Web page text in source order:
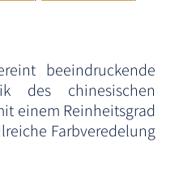
beeindruckende
des chinesischen
einem Reinheitsgrad
Farbveredelung